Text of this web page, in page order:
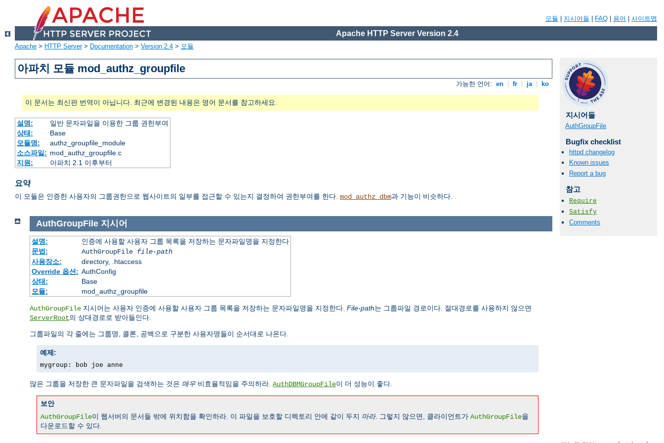
모듈 지시어들 FAQ 용어 사이트맵
Apache HTTP Server Version 2.4
Apache > HTTP Server> Documentation > Version 2.4 > 모듈
아파치 모듈 mod_authz_groupfile
가능한 언어: en fr ja ko
이 문서는 최신판 번역이 아닙니다. 최근에 변경된 내용은 영어 문서를 참고하세요.
설명:
일반 문자파일을 이용한 그룹 권한부여
상태:
Base
모듈명:
authz_groupfile_module
소스파일: mod_authz_groupfile.c
지원:
아파치 2.1 이후부터
요약
이 모듈은 인증한 사용자의 그룹권한으로 웹사이트의 일부를 접근할 수 있는지 결정하여 권한부여를 한다. mod_authz_dbm과 기능이 비슷하다.
지시어들
AuthGroupFile
Bugfix checklist
httpd changelog
Known issues
Report a bug
참고
Require
Satisfy
Comments
AuthGroupFile 지시어
설명:
인증에 사용할 사용자 그룹 목록을 저장하는 문자파일명을 지정한다
문법:
AuthGroupFile file-path
사용장소:
directory, .htaccess
Override 옵션: AuthConfig
상태:
Base
모듈:
mod_authz_groupfile
AuthGroupFile 지시어는 사용자 인증에 사용할 사용자 그룹 목록을 저장하는 문자파일명을 지정한다. File-path는 그룹파일 경로이다. 절대경로를 사용하지 않으면
ServerRoot의 상대경로로 받아들인다.
그룹파일의 각 줄에는 그룹명, 콜론, 공백으로 구분한 사용자명들이 순서대로 나온다.
예제:
mygroup: bob joe anne
많은 그룹을 저장한 큰 문자파일을 검색하는 것은 매우 비효율적임을 주의하라. AuthDBMGroupFile이 더 성능이 좋다.
보안
AuthGroupFile이 웹서버의 문서들 밖에 위치함을 확인하라. 이 파일을 보호할 디렉토리 안에 같이 두지 마라. 그렇지 않으면, 클라이언트가 AuthGroupFile을
다운로드할 수 있다.